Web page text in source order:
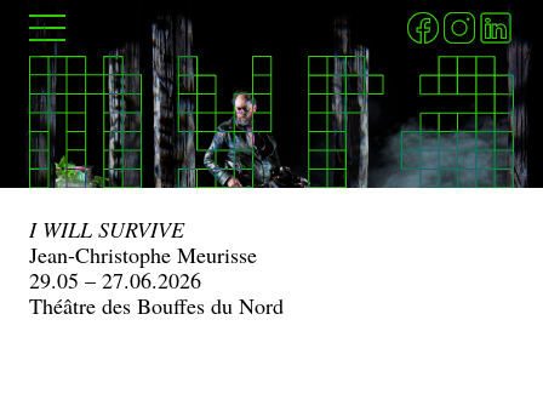
Aller
contenu
principal
Menu
MYRA
I WILL SURVIVE
Jean-Christophe Meurisse
29.05 – 27.06.2026
Théâtre des Bouffes du Nord